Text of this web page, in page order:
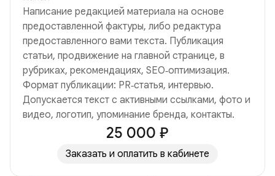
Написание редакцией материала на основе
предоставленной фактуры, либо редактура
предоставленного вами текста. Публикация
статьи, продвижение на главной странице, в
рубриках, рекомендациях, SEO‑оптимизация.
Формат публикации: PR‑статья, интервью.
Допускается текст с активными ссылками, фото и
видео, логотип, упоминание бренда, контакты.
25 000 ₽
Заказать и оплатить в кабинете